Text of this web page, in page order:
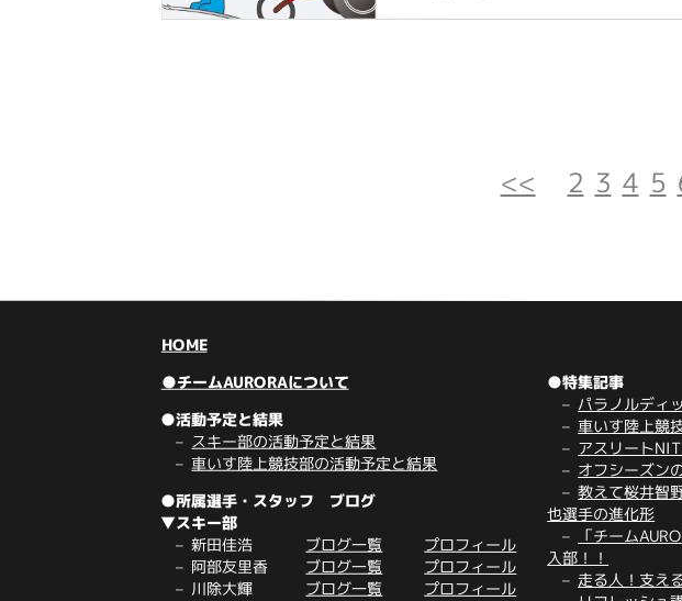
<< 2 3 4 5
HOME
●チームAURORAについて
●活動予定と結果
スキー部の活動予定と結果
車いす陸上競技部の活動予定と結果
●所属選手・スタッフ ブログ
▼スキー部
新田佳浩 ブログ一覧 プロフィール
阿部友里香 ブログ一覧 プロフィール
川除大輝 ブログ一覧 プロフィール
●特集記事
パラノルディ
車いす陸上競
アスリート
オフシーズン
教えて桜井智
也選手の進化形
「チーム
入部！！
走る人！支え